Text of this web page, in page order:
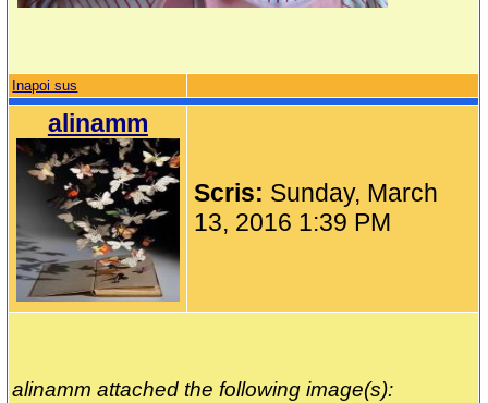
Inapoi sus
alinamm
Scris: Sunday, March
13, 2016 1:39 PM
alinamm attached the following image(s):